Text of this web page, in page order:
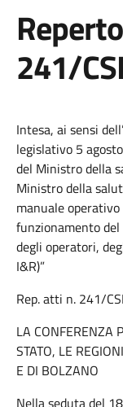
241/
Intesa, ai sensi
legislativo 5
del Ministro della
Ministro della
manuale
funzionamento
degli operatori,
I&R)”
Rep. atti n. 241/
LA CONFERENZA
STATO, LE
E DI BOLZANO
Nella seduta del